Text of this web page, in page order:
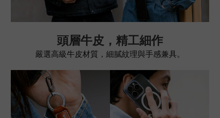
頭層牛皮，精工細作
嚴選高級牛皮材質，細膩紋理與手感兼具。